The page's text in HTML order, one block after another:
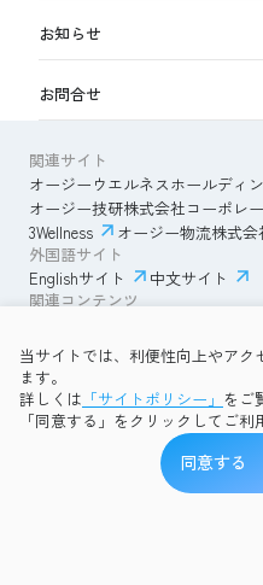
当サイトでは、利便性向上やアク
ます。
詳しくは 「サイトポリシー」 をご
「同意する」をクリックしてご利
同意する
お知らせ
お問合せ
関連サイト
オージーウエルネスホールディ
オージー技研株式会社コーポレ
3Wellness
オージー物流株式会
外国語サイト
Englishサイト
中文サイト
関連コンテンツ
透明性ガイドライン
プライバシーポリシー
OG
コミュニティガイドライン
Copyright © 2026 OG Wellness